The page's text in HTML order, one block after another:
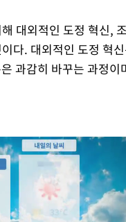
대외적인 도정 혁신,
다. 대외적인 도정 혁
과감히 바꾸는 과정